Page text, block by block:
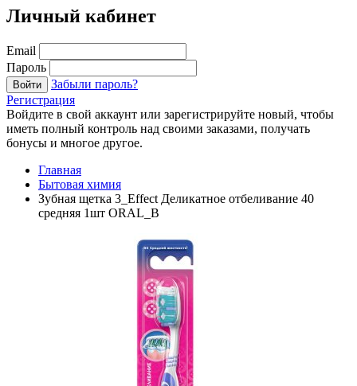
Личный кабинет
Email
Пароль
Войти
Забыли пароль?
Регистрация
Войдите в свой аккаунт или зарегистрируйте новый, чтобы
иметь полный контроль над своими заказами, получать
бонусы и многое другое.
Главная
Бытовая химия
Зубная щетка 3_Effect Деликатное отбеливание 40
средняя 1шт ORAL_B